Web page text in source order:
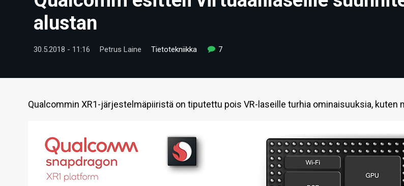
alustan
30.5.2018 - 11:16 Petrus Laine Tietotekniikka 7
Qualcommin XR1-järjestelmäpiiristä on tiputettu pois VR-laseille turhia ominaisuuksia, kuten